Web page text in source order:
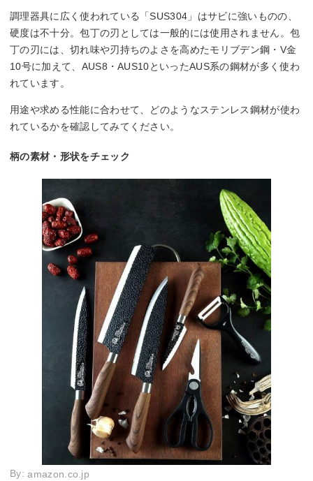
調理器具に広く使われている「SUS304」はサビに強いものの、
硬度は不十分。包丁の刃としては一般的には使用されません。包
丁の刃には、切れ味や刃持ちのよさを高めたモリブデン鋼・V金
10号に加えて、AUS8・AUS10といったAUS系の鋼材が多く使わ
れています。
用途や求める性能に合わせて、どのようなステンレス鋼材が使わ
れているかを確認してみてください。
柄の素材・形状をチェック
By:amazon.co.jp